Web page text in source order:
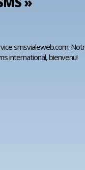
smsvialeweb.com.
international, bienvenu!